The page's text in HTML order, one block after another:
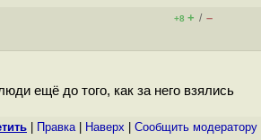
+8 + / –
ещё до того, как за него взялись
Правка| Наверх Cообщить модератору